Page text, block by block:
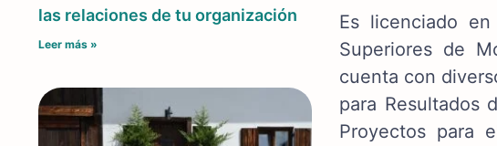
las relaciones de tu organización
Leer más »
Es licenciado
Superiores de
cuenta con
para Resultados
Proyectos para